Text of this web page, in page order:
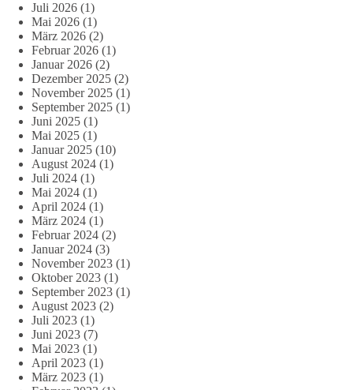
Juli 2026 (1)
Mai 2026 (1)
März 2026 (2)
Februar 2026 (1)
Januar 2026 (2)
Dezember 2025 (2)
November 2025 (1)
September 2025 (1)
Juni 2025 (1)
Mai 2025 (1)
Januar 2025 (10)
August 2024 (1)
Juli 2024 (1)
Mai 2024 (1)
April 2024 (1)
März 2024 (1)
Februar 2024 (2)
Januar 2024 (3)
November 2023 (1)
Oktober 2023 (1)
September 2023 (1)
August 2023 (2)
Juli 2023 (1)
Juni 2023 (7)
Mai 2023 (1)
April 2023 (1)
März 2023 (1)